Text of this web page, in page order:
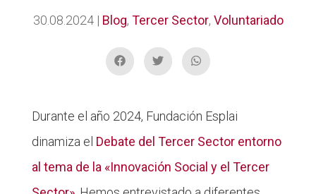
30.08.2024| Blog, Tercer Sector, Voluntariado
Durante el año 2024, Fundación Esplai
dinamiza el Debate del Tercer Sector entorno
al tema de la «Innovación Social y el Tercer